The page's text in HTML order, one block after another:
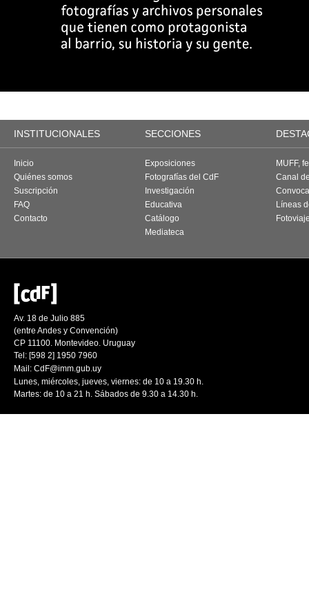
INSTITUCIONALES SECCIONES
Inicio
Quiénes somos
Suscripción
FAQ
Contacto
Exposiciones
Fotografías del CdF
Investigación
Educativa
Catálogo
Mediateca
MUFF,
Canal
Líneas
Av. 18 de Julio 885
(entre Andes y Convención)
CP 11100. Montevideo. Uruguay
Tel: [598 2] 1950 7960
Mail: CdF@imm.gub.uy
Lunes, miércoles, jueves, viernes: de 10 a 19.30 h.
Martes: de 10 a 21 h. Sábados de 9.30 a 14.30 h.